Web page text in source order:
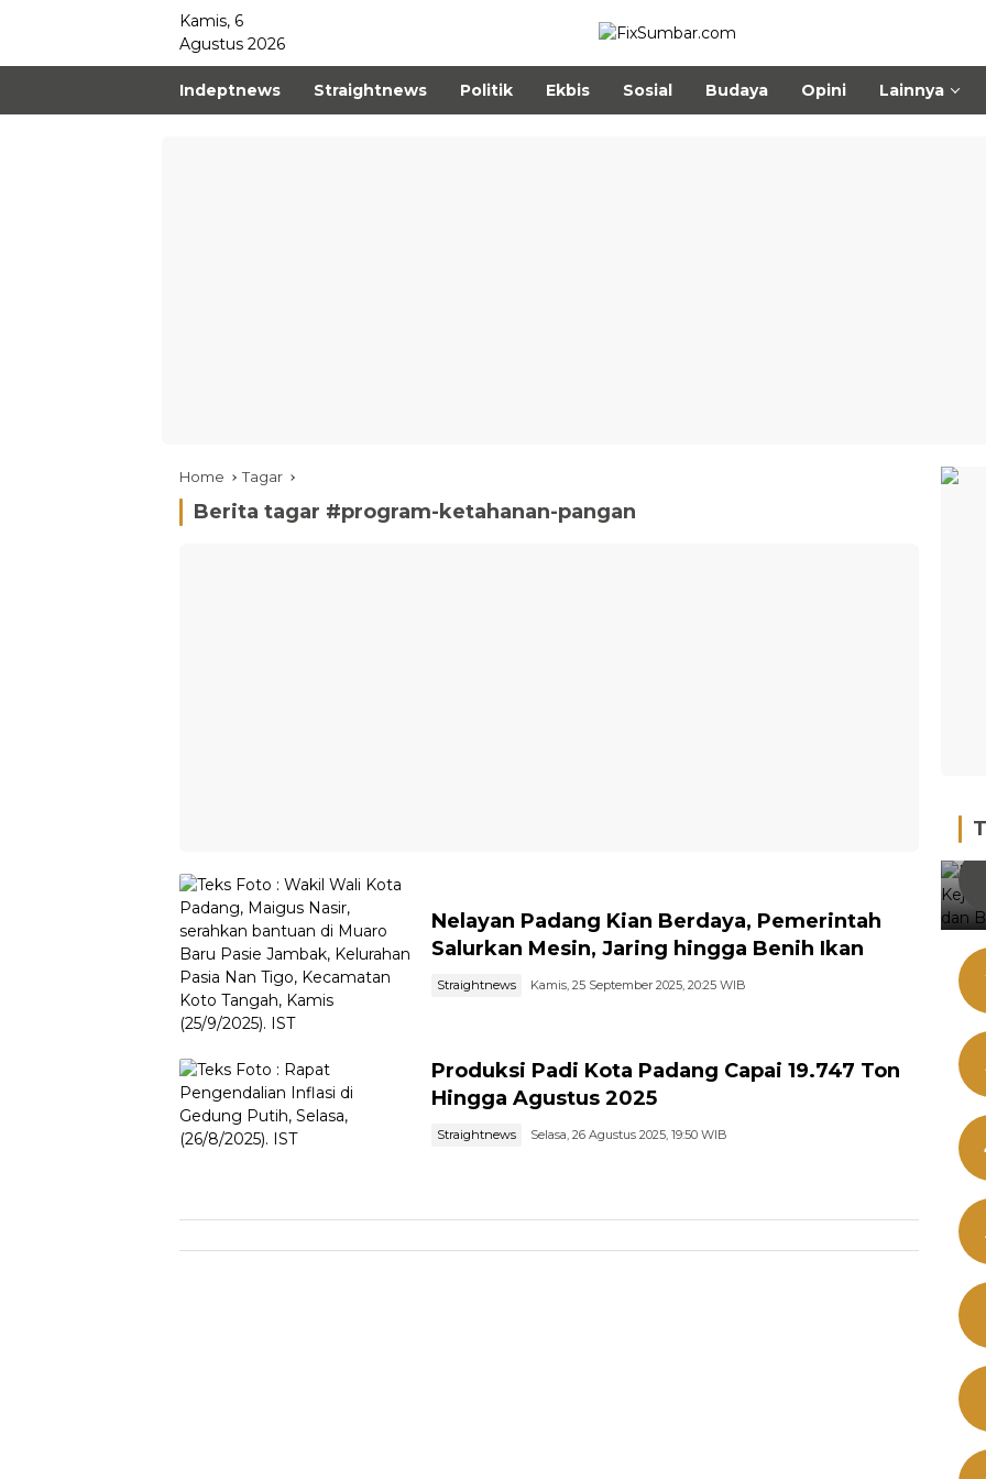
Kamis, 6
Agustus 2026
Indeptnews Straightnews Politik Ekbis Sosial Budaya Opini Lainnya
Home Tagar
Berita tagar #program-ketahanan-pangan
Nelayan Padang Kian Berdaya, Pemerintah
Salurkan Mesin, Jaring hingga Benih Ikan
Straightnews Kamis, 25 September 2025, 20:25 WIB
Produksi Padi Kota Padang Capai 19.747 Ton
Hingga Agustus 2025
Straightnews Selasa, 26 Agustus 2025, 19:50 WIB